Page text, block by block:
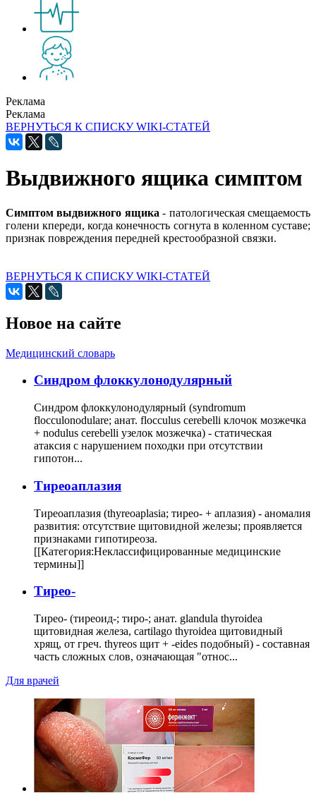
Реклама
Реклама
ВЕРНУТЬСЯ К СПИСКУ WIKI-СТАТЕЙ
Выдвижного ящика симптом
Симптом выдвижного ящика - патологическая смещаемость
голени кпереди, когда конечность согнута в коленном суставе;
признак повреждения передней крестообразной связки.
ВЕРНУТЬСЯ К СПИСКУ WIKI-СТАТЕЙ
Новое на сайте
Медицинский словарь
Cиндром флоккулонодулярный
Синдром флоккулонодулярный (syndromum
flocculonodulare; анат. flocculus cerebelli клочок мозжечка
+ nodulus cerebelli узелок мозжечка) - статическая
атаксия с нарушением походки при отсутствии
гипотон...
Тиреоаплазия
Тиреоаплазия (thyreoaplasia; тирео- + аплазия) - аномалия
развития: отсутствие щитовидной железы; проявляется
признаками гипотиреоза.
[[Категория:Неклассифицированные медицинские
термины]]
Тирео-
Тирео- (тиреоид-; тиро-; анат. glandula thyroidea
щитовидная железа, cartilago thyroidea щитовидный
хрящ, от греч. thyreos щит + -eides подобный) - составная
часть сложных слов, означающая "относ...
Для врачей